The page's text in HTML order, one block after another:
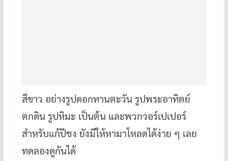
สีขาว อย่างรูปดอกทานตะวัน รูปพระอาทิตย์
ตกดิน รูปหิมะ เป็นต้น และพวกวอร์เปเปอร์
สำหรับแก้ปีชง ยังมีให้หามาโหลดได้ง่าย ๆ เลย
ทดลองดูกันได้